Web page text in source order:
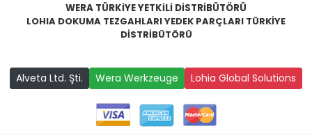
WERA TÜRKİYE YETKİLİ DİSTRİBÜTÖRÜ
LOHIA DOKUMA TEZGAHLARI YEDEK PARÇLARI TÜRKİYE
DİSTRİBÜTÖRÜ
Alveta Ltd. Şti. Wera Werkzeuge Lohia Global Solutions